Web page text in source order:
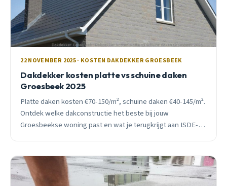
22 NOVEMBER 2025 · KOSTEN DAKDEKKER GROESBEEK
Dakdekker kosten platte vs schuine daken
Groesbeek 2025
Platte daken kosten €70-150/m², schuine daken €40-145/m².
Ontdek welke dakconstructie het beste bij jouw
Groesbeekse woning past en wat je terugkrijgt aan ISDE-